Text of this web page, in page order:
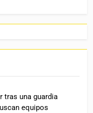
tras una guardia
equipos